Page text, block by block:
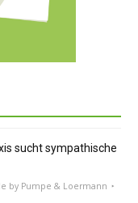
sucht sympathische
by Pumpe & Loermann